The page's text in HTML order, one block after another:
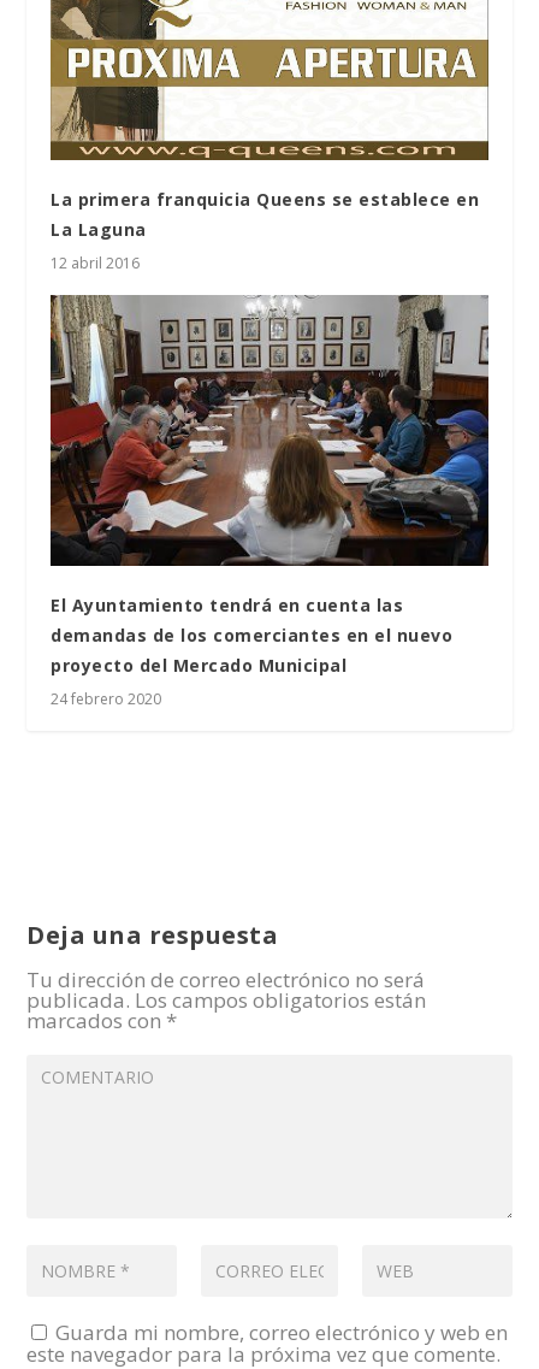
La primera franquicia Queens se establece en
La Laguna
12 abril 2016
El Ayuntamiento tendrá en cuenta las
demandas de los comerciantes en el nuevo
proyecto del Mercado Municipal
24 febrero 2020
Deja una respuesta
Tu dirección de correo electrónico no será
publicada. Los campos obligatorios están
marcados con *
Guarda mi nombre, correo electrónico y web en
este navegador para la próxima vez que comente.